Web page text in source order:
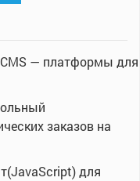
— платформы для
заказов на
для